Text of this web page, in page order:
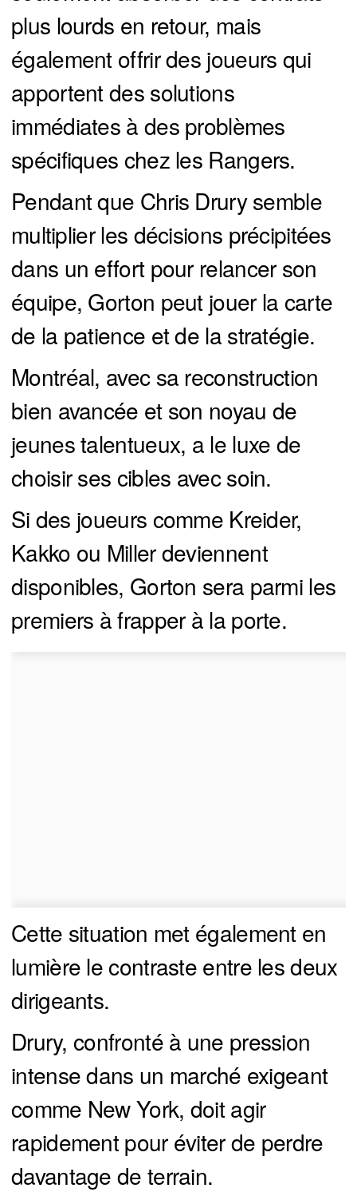
plus lourds en retour, mais
également offrir des joueurs qui
apportent des solutions
immédiates à des problèmes
spécifiques chez les Rangers.
Pendant que Chris Drury semble
multiplier les décisions précipitées
dans un effort pour relancer son
équipe, Gorton peut jouer la carte
de la patience et de la stratégie.
Montréal, avec sa reconstruction
bien avancée et son noyau de
jeunes talentueux, a le luxe de
choisir ses cibles avec soin.
Si des joueurs comme Kreider,
Kakko ou Miller deviennent
disponibles, Gorton sera parmi les
premiers à frapper à la porte.
Cette situation met également en
lumière le contraste entre les deux
dirigeants.
Drury, confronté à une pression
intense dans un marché exigeant
comme New York, doit agir
rapidement pour éviter de perdre
davantage de terrain.